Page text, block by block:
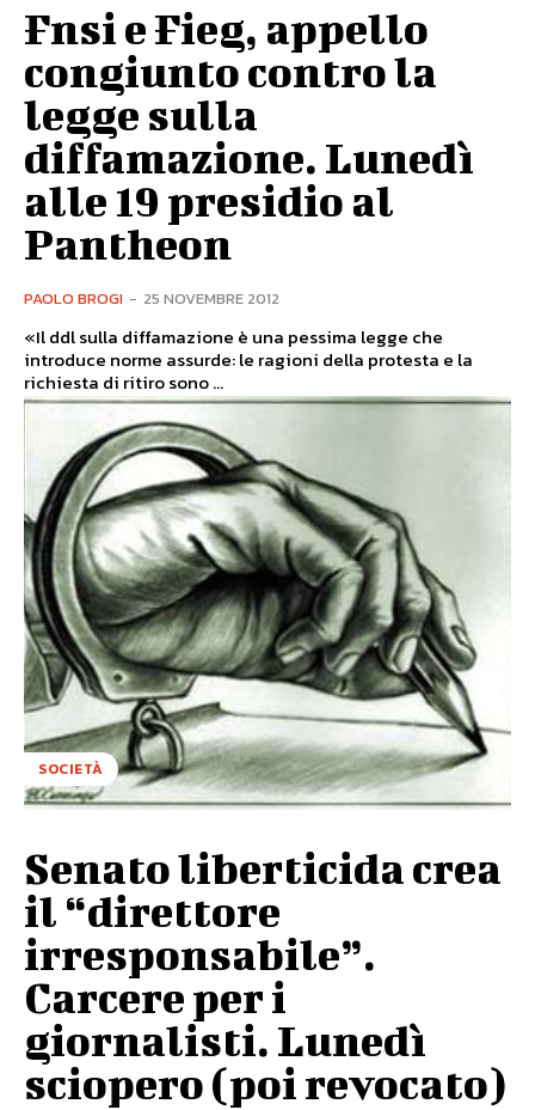
Fnsi e Fieg, appello
congiunto contro la
legge sulla
diffamazione. Lunedì
alle 19 presidio al
Pantheon
PAOLO BROGI - 25 NOVEMBRE 2012
«Il ddl sulla diffamazione è una pessima legge che
introduce norme assurde: le ragioni della protesta e la
richiesta di ritiro sono ...
SOCIETÀ
Senato liberticida crea
il “direttore
irresponsabile”.
Carcere per i
giornalisti. Lunedì
sciopero (poi revocato)